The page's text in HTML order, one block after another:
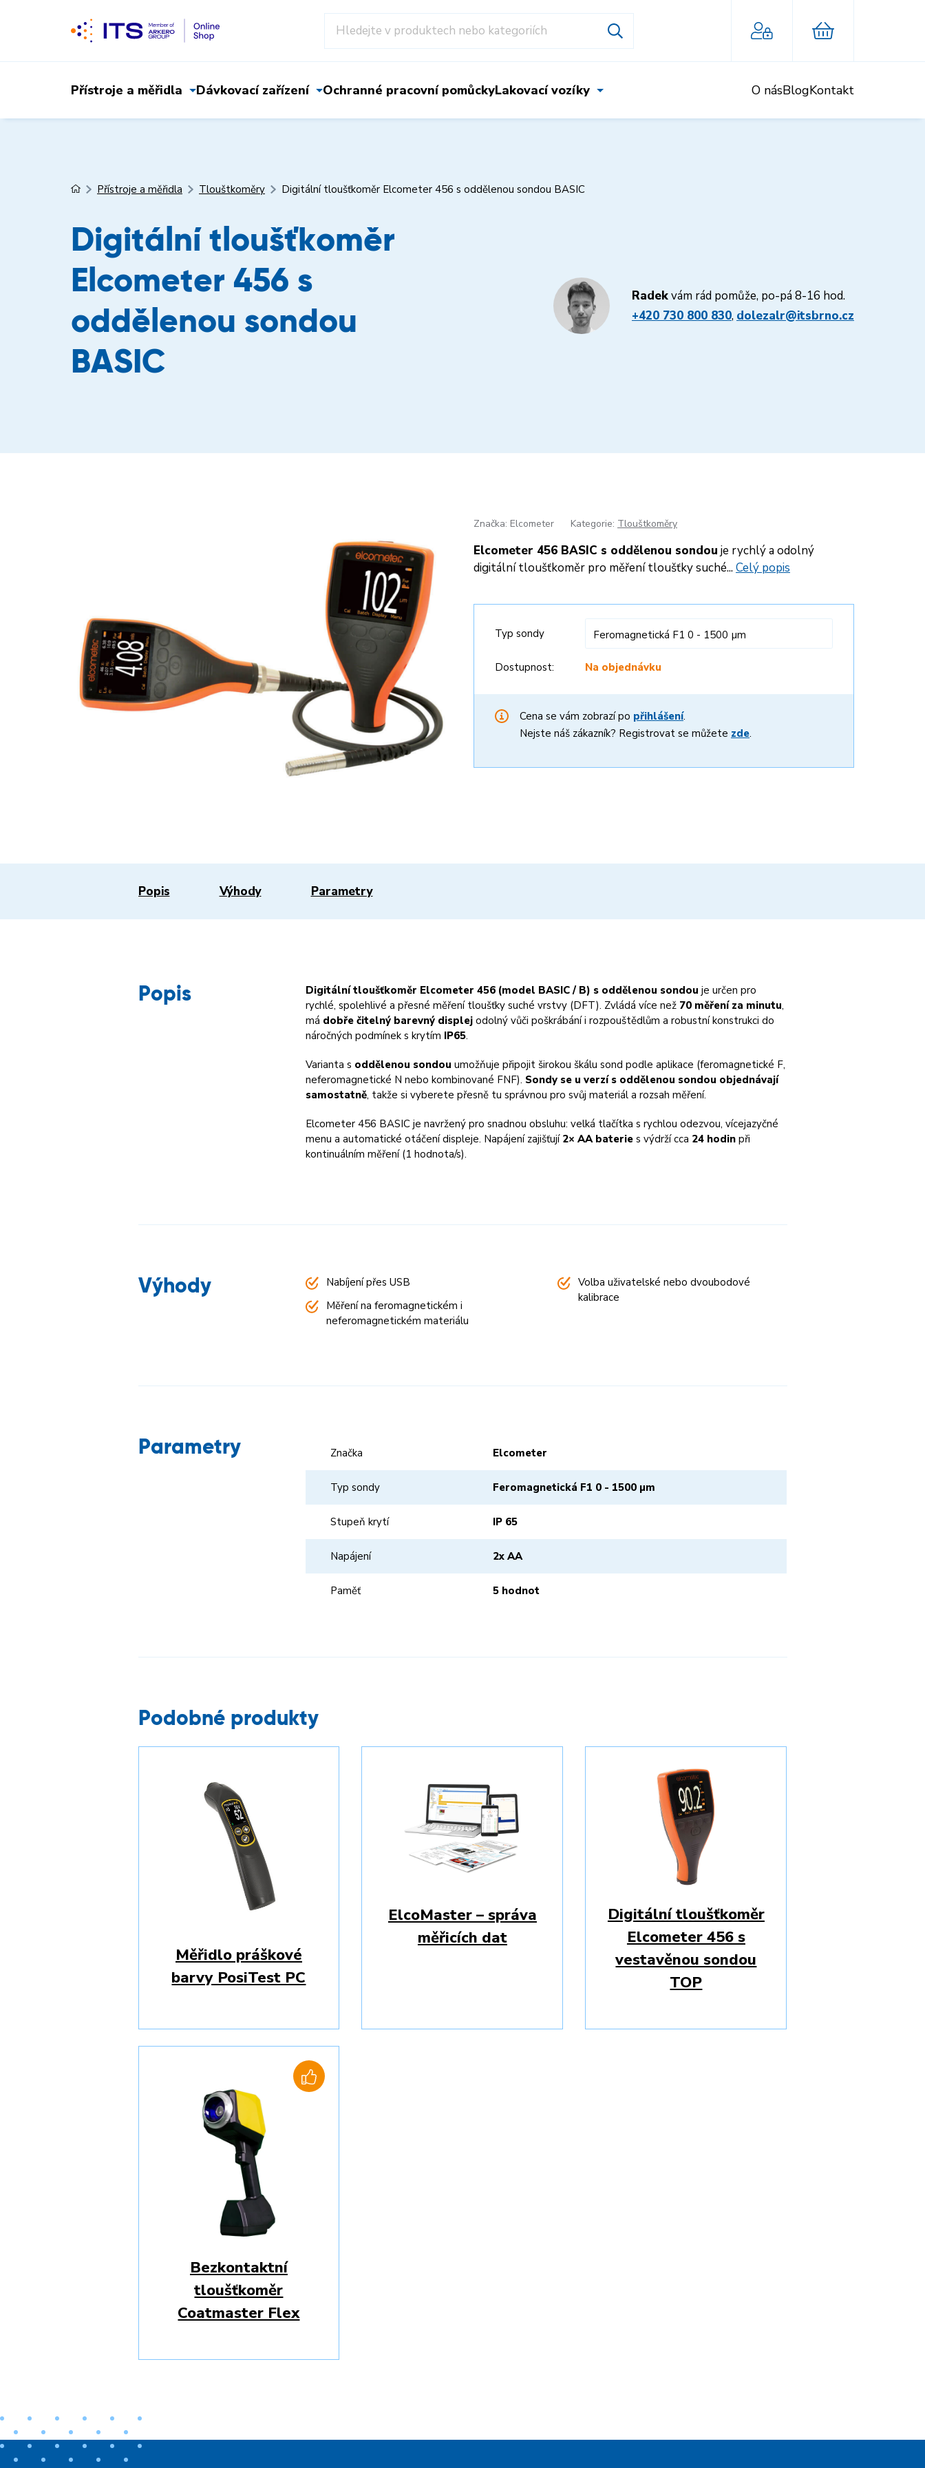
Přístroje a měřidla Dávkovací zařízení Ochranné pracovní pomůckyLakovací vozíky O násBlogKontakt
Přístroje a měřidla Tlouštkoměry Digitální tloušťkoměr Elcometer 456 s oddělenou sondou BASIC
Digitální tloušťkoměr
Elcometer 456 s
oddělenou sondou
BASIC
Radekvám rád pomůže, po-pá 8-16 hod.
+420 730 800 830, dolezalr@itsbrno.cz
Značka: Elcometer Kategorie: Tlouštkoměry
Elcometer 456 BASIC s oddělenou sondou je rychlý a odolný
digitální tloušťkoměr pro měření tloušťky suché...Celý popis
Typ sondy Feromagnetická F1 0 - 1500 µm
Dostupnost: Na objednávku
Cena se vám zobrazí po přihlášení.
Nejste náš zákazník? Registrovat se můžete zde.
Popis Výhody Parametry
Popis Digitální tloušťkoměr Elcometer 456 (model BASIC / B) s oddělenou sondou je určen pro
rychlé, spolehlivé a přesné měření tloušťky suché vrstvy (DFT). Zvládá více než 70 měření za minutu,
má dobře čitelný barevný displej odolný vůči poškrábání i rozpouštědlům a robustní konstrukci do
náročných podmínek s krytím IP65.
Varianta s oddělenou sondou umožňuje připojit širokou škálu sond podle aplikace (feromagnetické F,
neferomagnetické N nebo kombinované FNF). Sondy se u verzí s oddělenou sondou objednávají
samostatně, takže si vyberete přesně tu správnou pro svůj materiál a rozsah měření.
Elcometer 456 BASIC je navržený pro snadnou obsluhu: velká tlačítka s rychlou odezvou, vícejazyčné
menu a automatické otáčení displeje. Napájení zajišťují 2× AA baterie s výdrží cca 24 hodin při
kontinuálním měření (1 hodnota/s).
Výhody
Nabíjení přes USB
Měření na feromagnetickém i
neferomagnetickém materiálu
Volba uživatelské nebo dvoubodové
kalibrace
Parametry Značka Elcometer
Typ sondy Feromagnetická F1 0 - 1500 µm
Stupeň krytí IP 65
Napájení 2x AA
Paměť 5 hodnot
Podobné produkty
Měřidlo práškové
barvy PosiTest PC
ElcoMaster – správa
měřicích dat
Digitální tloušťkoměr
Elcometer 456 s
vestavěnou sondou
TOP
Bezkontaktní
tloušťkoměr
Coatmaster Flex